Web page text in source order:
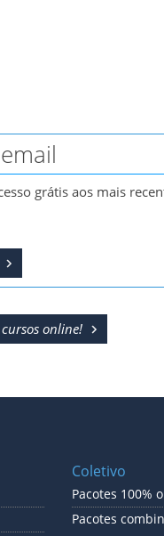
grátis aos mais
online!
Coletivo
Pacotes 100%
Pacotes